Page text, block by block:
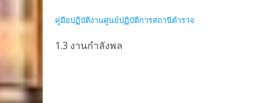
คู่มือปฏิบัติงานศูนย์ปฏิบัติการสถานีตำรวจ
1.3 งานกำลังพล